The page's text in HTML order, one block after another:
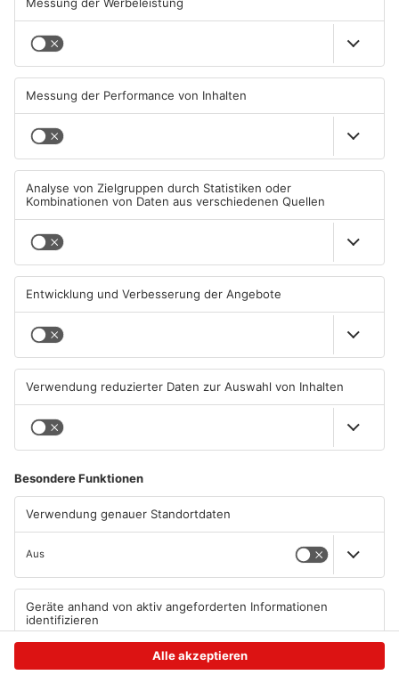
Gute Nachrichten für Pendler
im Main-Kinzig-Kreis und in
Hanau
06.08.2026, 11:33 UHR IN MAIN-
KINZIG-KREIS
Wächtersbacher
Schwimmbad bleibt heute
geschlossen
05.08.2026, 07:31 UHR IN MAIN-